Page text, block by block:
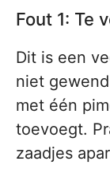
Fout 1: Te
Dit is een
niet
met één
toevoegt.
zaadjes